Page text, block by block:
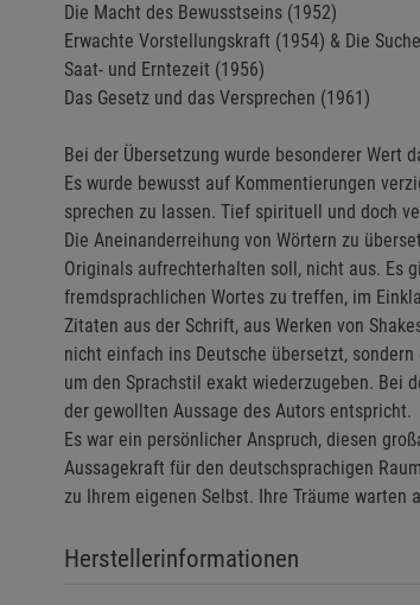
Die Macht des Bewusstseins (1952)
Erwachte Vorstellungskraft (1954) & Die
Saat- und Erntezeit (1956)
Das Gesetz und das Versprechen (1961)
Bei der Übersetzung wurde besonderer Wert
Es wurde bewusst auf Kommentierungen
sprechen zu lassen. Tief spirituell und doch
Die Aneinanderreihung von Wörtern zu
Originals aufrechterhalten soll, nicht aus. Es
fremdsprachlichen Wortes zu treffen, im
Zitaten aus der Schrift, aus Werken von
nicht einfach ins Deutsche übersetzt, sondern
um den Sprachstil exakt wiederzugeben. Bei
der gewollten Aussage des Autors entspricht.
Es war ein persönlicher Anspruch, diesen
Aussagekraft für den deutschsprachigen
zu Ihrem eigenen Selbst. Ihre Träume warten
Herstellerinformationen